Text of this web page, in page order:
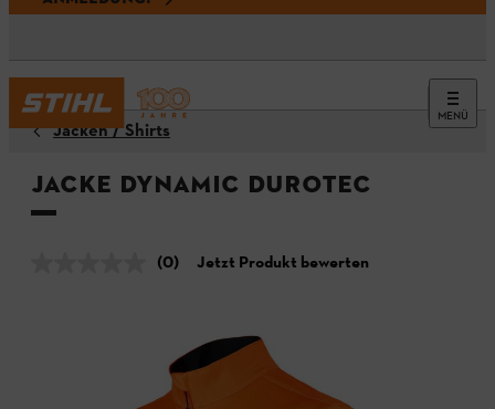
MENÜ
Jacken / Shirts
Jacke DYNAMIC DuroTEC
(0) Jetzt Produkt bewerten